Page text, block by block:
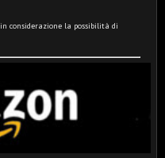
considerazione la possibilità di